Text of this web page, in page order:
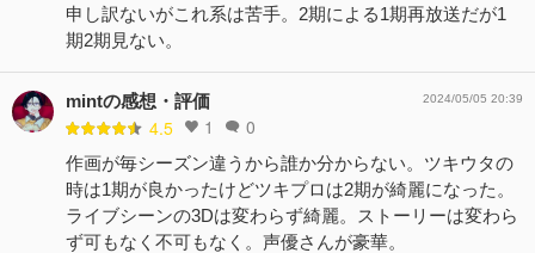
申し訳ないがこれ系は苦手。2期による1期再放送だが1
期2期見ない。
mintの感想・評価
4.5 1 0
2024/05/05 20:39
作画が毎シーズン違うから誰か分からない。ツキウタの
時は1期が良かったけどツキプロは2期が綺麗になった。
ライブシーンの3Dは変わらず綺麗。ストーリーは変わら
ず可もなく不可もなく。声優さんが豪華。